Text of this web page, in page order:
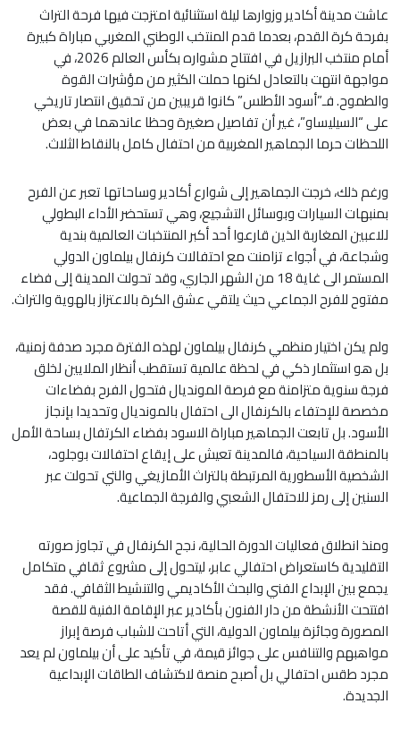
عاشت مدينة أكادير وزوارها ليلة استثنائية امتزجت فيها فرحة التراث
بفرحة كرة القدم، بعدما قدم المنتخب الوطني المغربي مباراة كبيرة
أمام منتخب البرازيل في افتتاح مشواره بكأس العالم 2026، في
مواجهة انتهت بالتعادل لكنها حملت الكثير من مؤشرات القوة
والطموح. فـ”أسود الأطلس” كانوا قريبين من تحقيق انتصار تاريخي
على “السيليساو”، غير أن تفاصيل صغيرة وحظا عاندهما في بعض
اللحظات حرما الجماهير المغربية من احتفال كامل بالنقاط الثلاث.
ورغم ذلك، خرجت الجماهير إلى شوارع أكادير وساحاتها تعبر عن الفرح
بمنبهات السيارات وبوسائل التشجيع، وهي تستحضر الأداء البطولي
للاعبين المغاربة الذين قارعوا أحد أكبر المنتخبات العالمية بندية
وشجاعة، في أجواء تزامنت مع احتفالات كرنفال بيلماون الدولي
المستمر الى غاية 18 من الشهر الجاري، وقد تحولت المدينة إلى فضاء
مفتوح للفرح الجماعي حيث يلتقي عشق الكرة بالاعتزاز بالهوية والتراث.
ولم يكن اختيار منظمي كرنفال بيلماون لهذه الفترة مجرد صدفة زمنية،
بل هو استثمار ذكي في لحظة عالمية تستقطب أنظار الملايين لخلق
فرجة سنوية متزامنة مع فرصة المونديال فتحول الفرح بفضاءات
مخصصة للإحتفاء بالكرنفال الى احتفال بالمونديال وتحديدا بإنجاز
الأسود. بل تابعت الجماهير مباراة الاسود بفضاء الكرتفال بساحة الأمل
بالمنطقة السياحية، فالمدينة تعيش على إيقاع احتفالات بوجلود،
الشخصية الأسطورية المرتبطة بالتراث الأمازيغي والتي تحولت عبر
السنين إلى رمز للاحتفال الشعبي والفرجة الجماعية.
ومنذ انطلاق فعاليات الدورة الحالية، نجح الكرنفال في تجاوز صورته
التقليدية كاستعراض احتفالي عابر، ليتحول إلى مشروع ثقافي متكامل
يجمع بين الإبداع الفني والبحث الأكاديمي والتنشيط الثقافي. فقد
افتتحت الأنشطة من دار الفنون بأكادير عبر الإقامة الفنية للقصة
المصورة وجائزة بيلماون الدولية، التي أتاحت للشباب فرصة إبراز
مواهبهم والتنافس على جوائز قيمة، في تأكيد على أن بيلماون لم يعد
مجرد طقس احتفالي بل أصبح منصة لاكتشاف الطاقات الإبداعية
الجديدة.